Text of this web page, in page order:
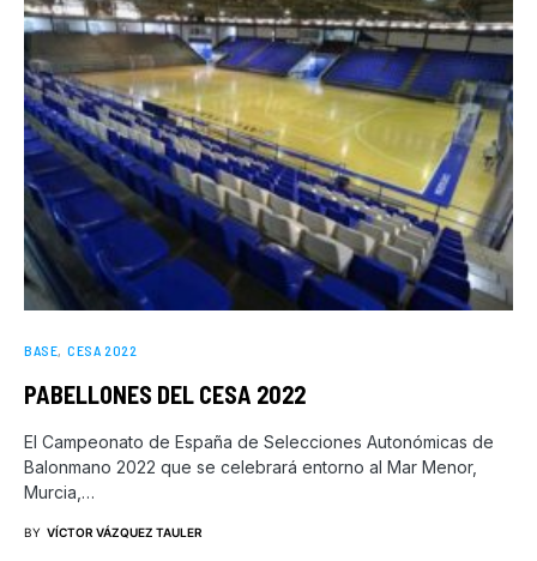
BASE CESA 2022
PABELLONES DEL CESA 2022
El Campeonato de España de Selecciones Autonómicas de
Balonmano 2022 que se celebrará entorno al Mar Menor,
Murcia,…
BY VÍCTOR VÁZQUEZ TAULER